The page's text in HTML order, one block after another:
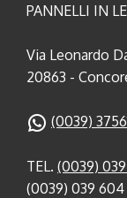
PANNELLI IN
Via Leonardo
20863 -
(0039)
TEL. (0039)
(0039) 039 604